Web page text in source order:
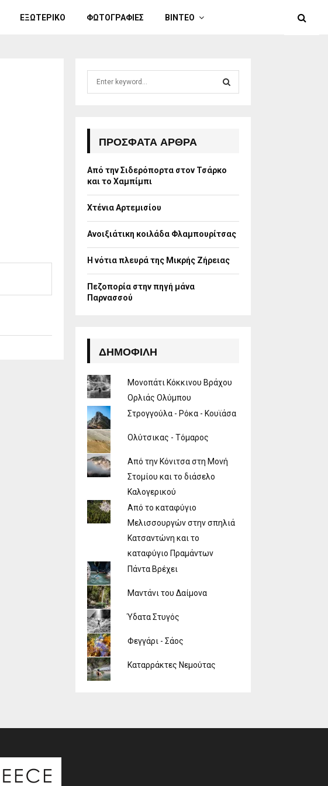
ΕΞΩΤΕΡΙΚΟ ΦΩΤΟΓΡΑΦΙΕΣ ΒΙΝΤΕΟ
r
:
R
H
ΠΡΌΣΦΑΤΑ ΆΡΘΡΑ
Από την Σιδερόπορτα στον Τσάρκο
και το Χαμπίμπι
Χτένια Αρτεμισίου
Ανοιξιάτικη κοιλάδα Φλαμπουρίτσας
Η νότια πλευρά της Μικρής Ζήρειας
Πεζοπορία στην πηγή μάνα
Παρνασσού
ΔΗΜΟΦΙΛΉ
Μονοπάτι Κόκκινου Βράχου
Ορλιάς Ολύμπου
Στρογγούλα - Ρόκα - Κουϊάσα
Ολύτσικας - Τόμαρος
Από την Κόνιτσα στη Μονή
Στομίου και το διάσελο
Καλογερικού
Από το καταφύγιο
Μελισσουργών στην σπηλιά
Κατσαντώνη και το
καταφύγιο Πραμάντων
Πάντα Βρέχει
Μαντάνι του Δαίμονα
Ύδατα Στυγός
Φεγγάρι - Σάος
Καταρράκτες Νεμούτας